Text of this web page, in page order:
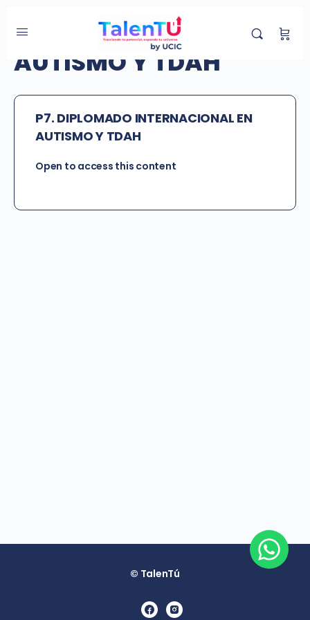
Etiqueta del Grupo:
AUTISMO Y TDAH
P7. DIPLOMADO INTERNACIONAL EN
AUTISMO Y TDAH
Open to access this content
© TalenTú